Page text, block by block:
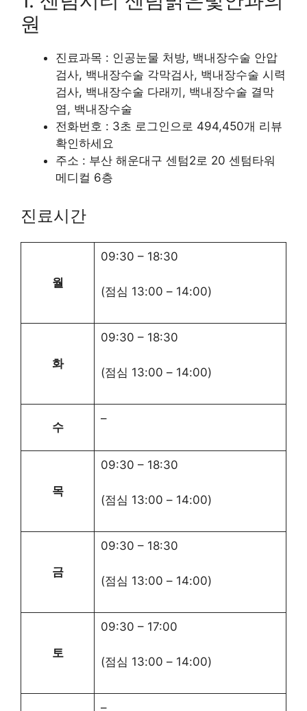
원
진료과목 : 인공눈물 처방, 백내장수술 안압
검사, 백내장수술 각막검사, 백내장수술 시력
검사, 백내장수술 다래끼, 백내장수술 결막
염, 백내장수술
전화번호 : 3초 로그인으로 494,450개 리뷰
확인하세요
주소 : 부산 해운대구 센텀2로 20 센텀타워
메디컬 6층
진료시간
월
09:30 – 18:30
(점심 13:00 – 14:00)
화
09:30 – 18:30
(점심 13:00 – 14:00)
수
–
목
09:30 – 18:30
(점심 13:00 – 14:00)
금
09:30 – 18:30
(점심 13:00 – 14:00)
토
09:30 – 17:00
(점심 13:00 – 14:00)
–